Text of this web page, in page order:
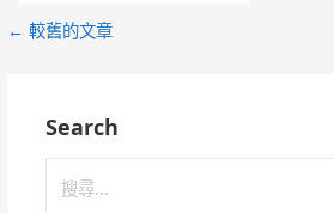
文
← 較舊的文章
Search